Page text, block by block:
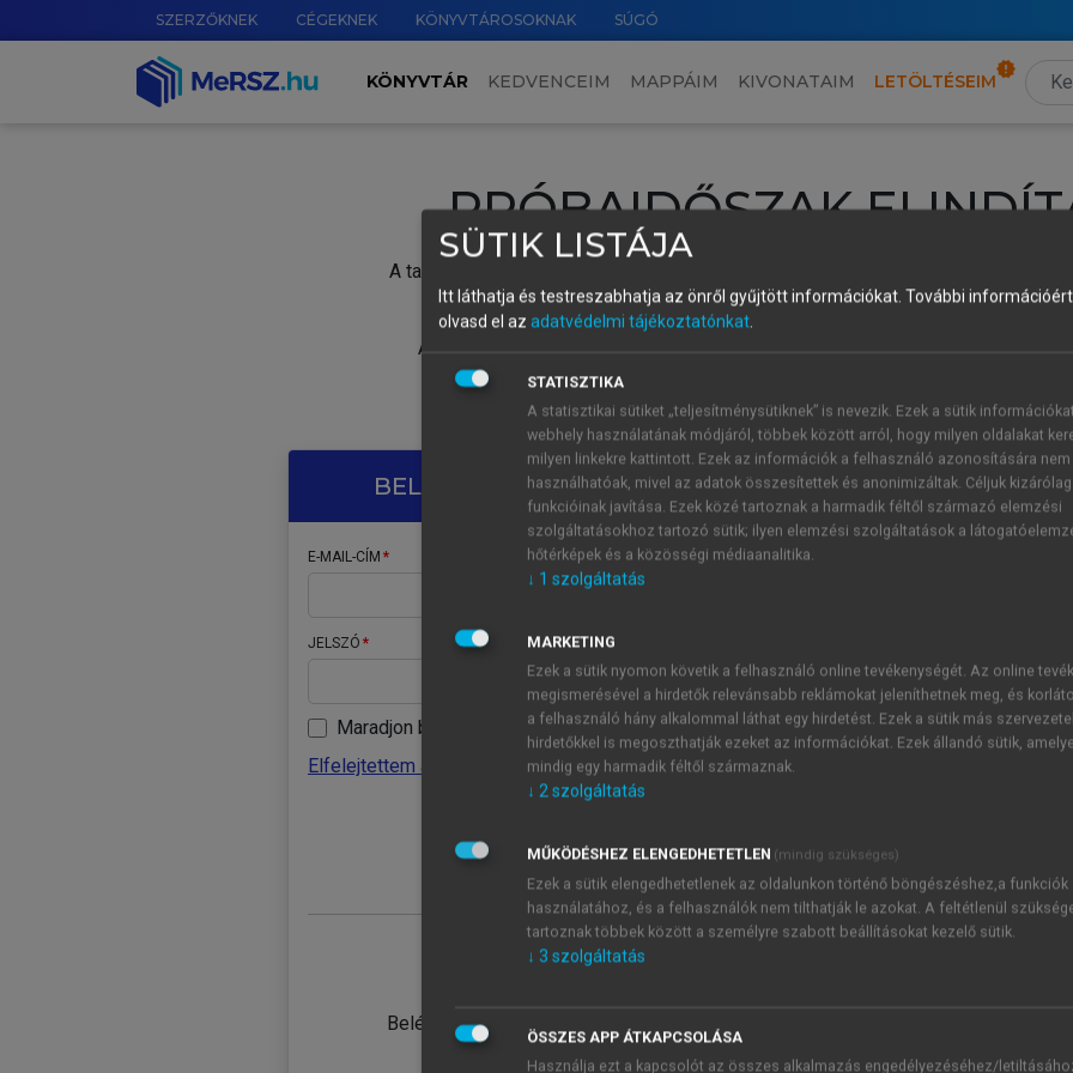
SZERZŐKNEK CÉGEKNEK KÖNYVTÁROSOKNAK SÚGÓ
KÖNYVTÁR KEDVENCEIM MAPPÁIM KIVONATAIM LETÖLTÉSEIM
PRÓBAIDŐSZAK
A tartalom megtekintéséhez lépj be a saját fiókoddal, iskolai azonosítóddal vagy
Új felhasználóként1 óra díjmentes hozzáférésrevagy
A próbaidőszak elindításához,
vagy hozz
A regisztráció után a
BELÉPÉS SAJÁT FIÓKKAL
E-MAIL-CÍM
JELSZÓ
Maradjon belépve
Elfelejtettem a jelszavamat
Belépés intézményi azonosítóval
ÚJ FIÓK
1 óra
JELSZÓ
Kérek értesítést a MeRSZ
Kérek értesítést az
SÜTIK LISTÁJA
Itt láthatja és testreszabhatja az önről gyűjtött információkat. További
olvasd el az adatvédelmi tájékoztatónkat.
STATISZTIKA
A statisztikai sütiket „teljesítménysütiknek” is nevezik. Ezek a sütik
webhely használatának módjáról, többek között arról, hogy milyen oldalakat
milyen linkekre kattintott. Ezek az információk a felhasználó azonosítására nem
használhatóak, mivel az adatok összesítettek és anonimizáltak. Céljuk
funkcióinak javítása. Ezek közé tartoznak a harmadik féltől származó elemzési
szolgáltatásokhoz tartozó sütik; ilyen elemzési szolgáltatások a
hőtérképek és a közösségi médiaanalitika.
↓ 1 szolgáltatás
MARKETING
Ezek a sütik nyomon követik a felhasználó online tevékenységét. Az online
megismerésével a hirdetők relevánsabb reklámokat jeleníthetnek meg, és
a felhasználó hány alkalommal láthat egy hirdetést. Ezek a sütik más
hirdetőkkel is megoszthatják ezeket az információkat. Ezek állandó sütik,
mindig egy harmadik féltől származnak.
↓ 2szolgáltatás
MŰKÖDÉSHEZ ELENGEDHETETLEN (mindig szükséges)
Ezek a sütik elengedhetetlenek az oldalunkon történő böngészéshez,a funkciók
használatához, és a felhasználók nem tilthatják le azokat. A feltétlenül
tartoznak többek között a személyre szabott beállításokat kezelő sütik.
↓ 3 szolgáltatás
ÖSSZES APP ÁTKAPCSOLÁSA
Használja ezt a kapcsolót az összes alkalmazás engedélyezéséhez/